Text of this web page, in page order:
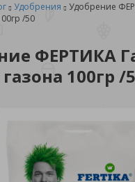
Удобрения
Удобрение
/50
ФЕРТИКА
100гр /